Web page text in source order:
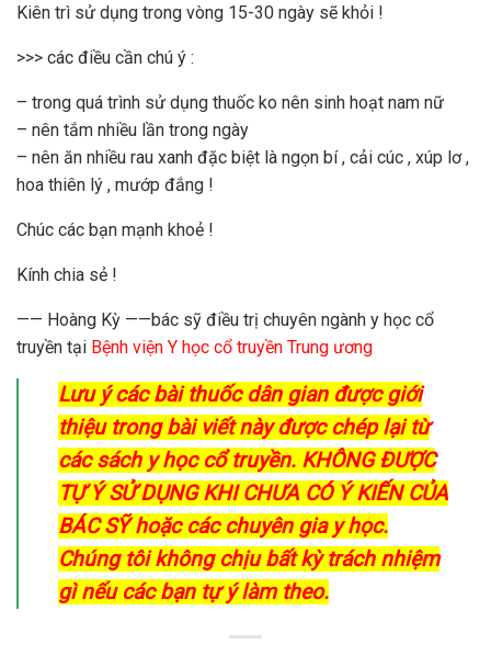
Kiên trì sử dụng trong vòng 15-30 ngày sẽ khỏi !
>>> các điều cần chú ý :
– trong quá trình sử dụng thuốc ko nên sinh hoạt nam nữ
– nên tắm nhiều lần trong ngày
– nên ăn nhiều rau xanh đặc biệt là ngọn bí , cải cúc , xúp lơ ,
hoa thiên lý , mướp đắng !
Chúc các bạn mạnh khoẻ !
Kính chia sẻ !
—— Hoàng Kỳ ——bác sỹ điều trị chuyên ngành y học cổ
truyền tại Bệnh viện Y học cổ truyền Trung ương
Lưu ý các bài thuốc dân gian được giới
thiệu trong bài viết này được chép lại từ
các sách y học cổ truyền. KHÔNG ĐƯỢC
TỰ Ý SỬ DỤNG KHI CHƯA CÓ Ý KIẾN CỦA
BÁC SỸ hoặc các chuyên gia y học.
Chúng tôi không chịu bất kỳ trách nhiệm
gì nếu các bạn tự ý làm theo.